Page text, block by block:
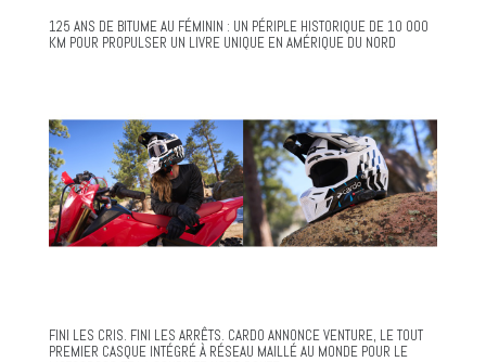
125 ANS DE BITUME AU FÉMININ : UN PÉRIPLE HISTORIQUE DE 10 000
KM POUR PROPULSER UN LIVRE UNIQUE EN AMÉRIQUE DU NORD
FINI LES CRIS. FINI LES ARRÊTS. CARDO ANNONCE VENTURE, LE TOUT
PREMIER CASQUE INTÉGRÉ À RÉSEAU MAILLÉ AU MONDE POUR LE